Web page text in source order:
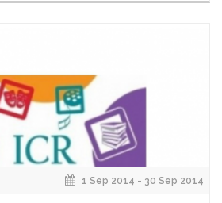
1 Sep 2014 - 30 Sep 2014